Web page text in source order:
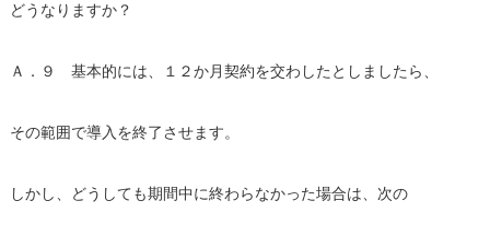
どうなりますか？
Ａ．９ 基本的には、１２か月契約を交わしたとしましたら、
その範囲で導入を終了させます。
しかし、どうしても期間中に終わらなかった場合は、次の